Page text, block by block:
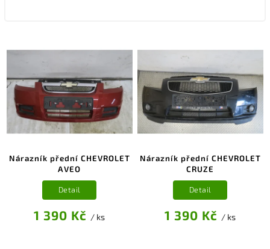
Nárazník přední CHEVROLET
AVEO
1 390 Kč / ks
Detail
Nárazník přední CHEVROLET
CRUZE
1 390 Kč / ks
Detail